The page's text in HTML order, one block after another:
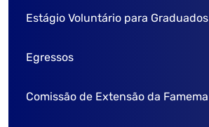
Seminário de Iniciação Científica
Estágio Voluntário para Graduados
Egressos
Comissão de Extensão da Famema